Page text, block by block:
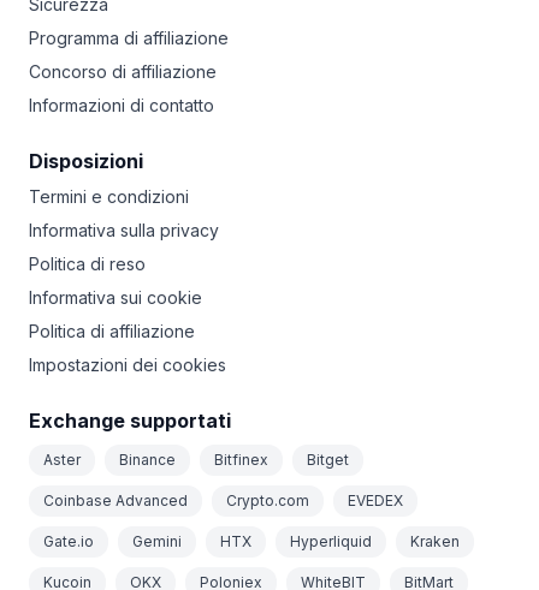
Sicurezza
Programma di affiliazione
Concorso di affiliazione
Informazioni di contatto
Disposizioni
Termini e condizioni
Informativa sulla privacy
Politica di reso
Informativa sui cookie
Politica di affiliazione
Impostazioni dei cookies
Exchange supportati
Aster Binance Bitfinex Bitget
Coinbase Advanced Crypto.com EVEDEX
Gate.io Gemini HTX Hyperliquid Kraken
Kucoin OKX Poloniex WhiteBIT BitMart